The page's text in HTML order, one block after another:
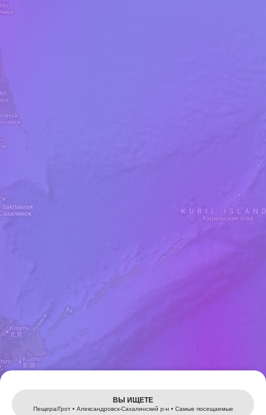
Leaflet
ВЫ ИЩЕТЕ
Пещера/Грот • Александровск-Сахалинский р-н • Самые посещаемые